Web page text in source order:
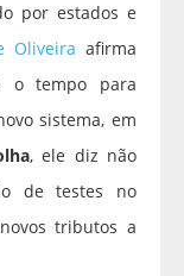
por estados e
Oliveira afirma
o tempo para
sistema, em
, ele diz não
de testes no
tributos a